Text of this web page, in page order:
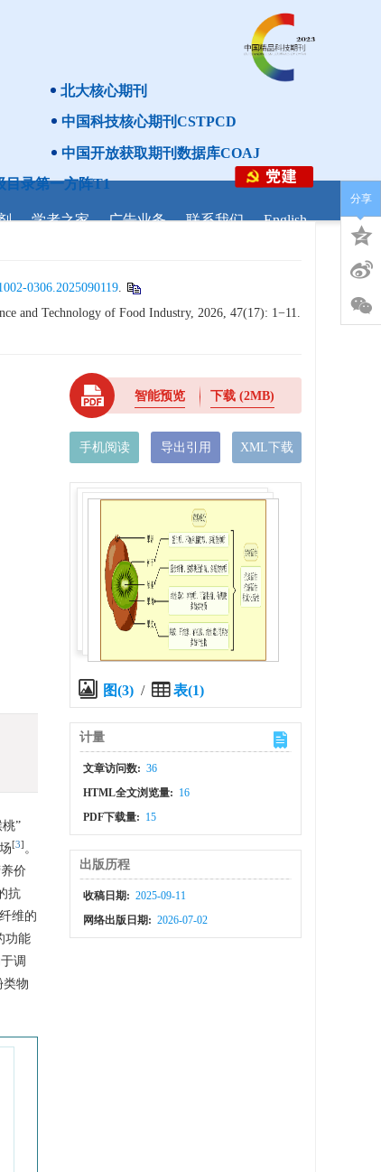
北大核心期刊
中国科技核心期刊CSTPCD
中国开放获取期刊数据库COAJ
目录第一方阵T1
学者之家 广告业务 联系我们
English
0306.2025090119.
and Technology of Food Industry, 2026, 47(17): 1−11.
”
[3] 。
价
抗
维的
功能
调
类物
智能预览 下载(2MB)
手机阅读 导出引用 XML下载
图(3) / 表(1)
计量
文章访问数: 36
HTML全文浏览量: 16
PDF下载量: 15
出版历程
收稿日期: 2025-09-11
网络出版日期: 2026-07-02
分享